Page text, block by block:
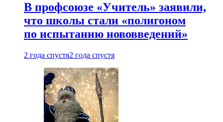
В профсоюзе «Учитель» заявили,
что школы стали «полигоном
по испытанию нововведений»
2 года спустя2 года спустя